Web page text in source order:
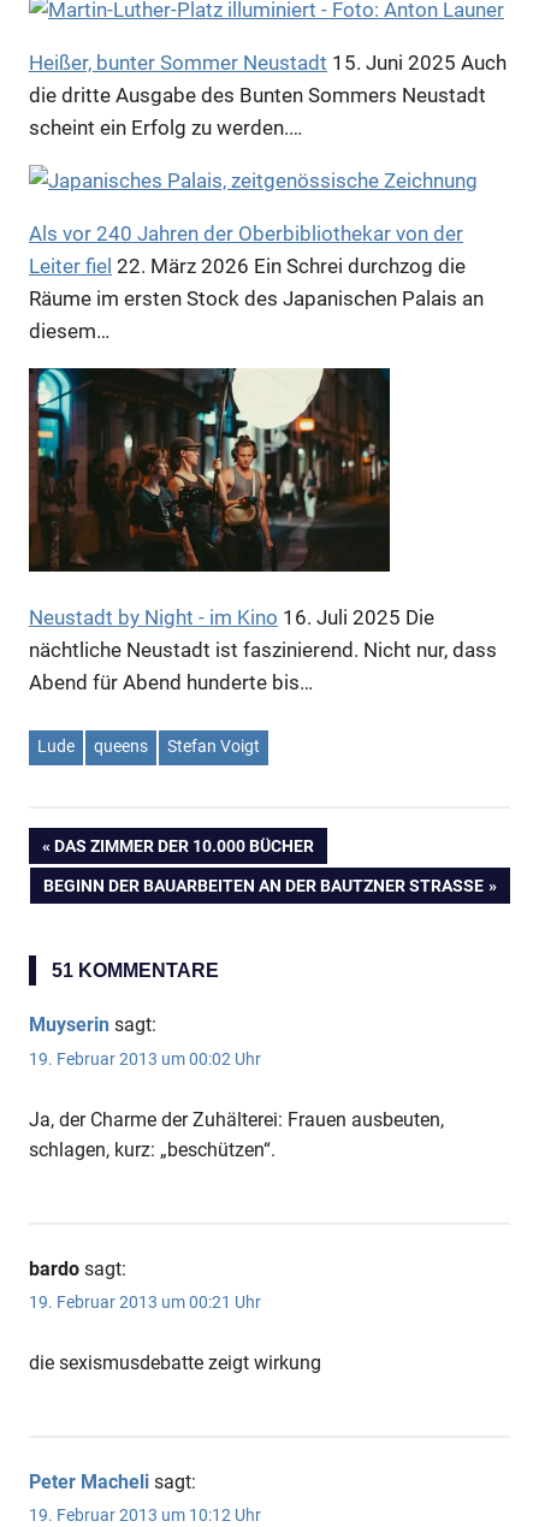
Heißer, bunter Sommer Neustadt 15. Juni 2025 Auch
die dritte Ausgabe des Bunten Sommers Neustadt
scheint ein Erfolg zu werden.…
Als vor 240 Jahren der Oberbibliothekar von der
Leiter fiel 22. März 2026 Ein Schrei durchzog die
Räume im ersten Stock des Japanischen Palais an
diesem…
Neustadt by Night - im Kino 16. Juli 2025 Die
nächtliche Neustadt ist faszinierend. Nicht nur, dass
Abend für Abend hunderte bis…
Lude queens Stefan Voigt
Beitragsnavigation
VORHERIGER
BEITRAG:
DAS ZIMMER DER 10.000 BÜCHER
NÄCHSTER
BEGINN DER BAUARBEITEN AN DER BAUTZNER STRASSE
51 KOMMENTARE
Muyserin sagt:
19. Februar 2013 um 00:02 Uhr
Ja, der Charme der Zuhälterei: Frauen ausbeuten,
schlagen, kurz: „beschützen“.
bardo sagt:
19. Februar 2013 um 00:21 Uhr
die sexismusdebatte zeigt wirkung
Peter Macheli sagt:
19. Februar 2013 um 10:12 Uhr